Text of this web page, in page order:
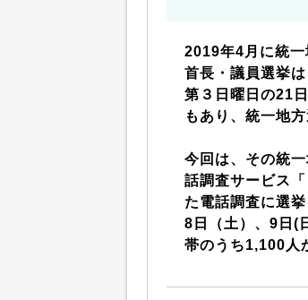
2019年4月に統
首長・議員選挙
第３日曜日の21
もあり、統一地
今回は、その統
話調査サービス
た電話調査に選
8日（土）、9日(
帯のうち1,100人